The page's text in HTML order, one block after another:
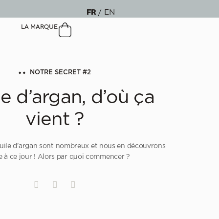
FR EN
LA MARQUE
NOTRE SECRET #2
d’argan, d’où ça
vient ?
d’argan sont nombreux et nous en découvrons
à ce jour ! Alors par quoi commencer ?